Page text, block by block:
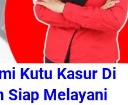
Kutu Kasur Di
Siap Melayani